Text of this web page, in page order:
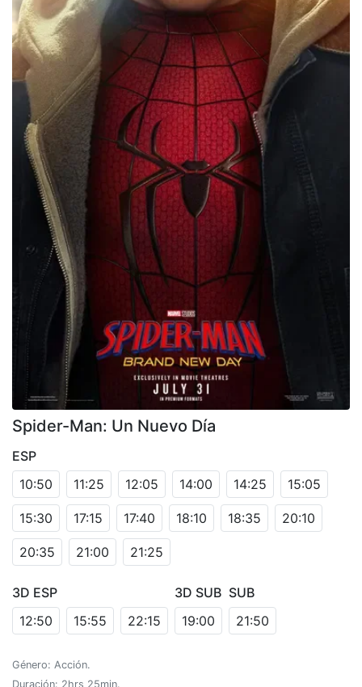
Spider-Man: Un Nuevo Día
ESP
10:50
11:25 12:05 14:00 14:25 15:05
15:30 17:15 17:40 18:10 18:35 20:10
20:35 21:00 21:25
3D ESP
12:50
15:55 22:15
3D SUB
19:00
SUB
21:50
Género: Acción.
Duración: 2hrs 25min.